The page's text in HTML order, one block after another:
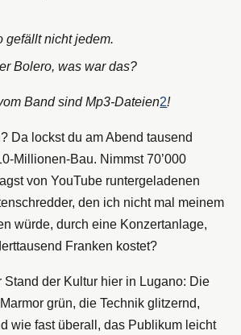
gefällt nicht jedem.
Bolero, was war das?
Band sind Mp3-Dateien2!
Da lockst du am Abend tausend
Millionen-Bau. Nimmst 70’000
von YouTube runtergeladenen
den ich nicht mal meinem
würde, durch eine Konzertanlage,
Franken kostet?
Stand der Kultur hier in Lugano: Die
grün, die Technik glitzernd,
wie fast überall, das Publikum leicht